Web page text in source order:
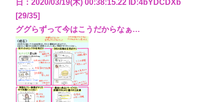
日：2020/03/19(木) 00:38:15.22 ID:4bYDCDXb
[29/35]
ググらずって今はこうだからなぁ…